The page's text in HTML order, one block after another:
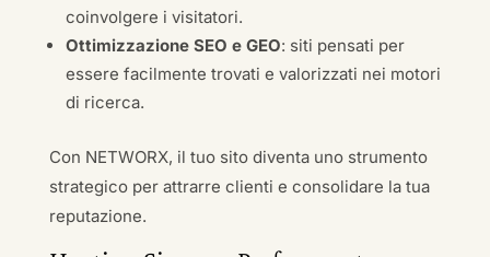
coinvolgere i visitatori.
Ottimizzazione SEO e GEO: siti pensati per
essere facilmente trovati e valorizzati nei motori
di ricerca.
Con NETWORX, il tuo sito diventa uno strumento
strategico per attrarre clienti e consolidare la tua
reputazione.